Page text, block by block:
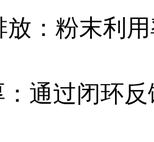
放：粉末利
通过闭环